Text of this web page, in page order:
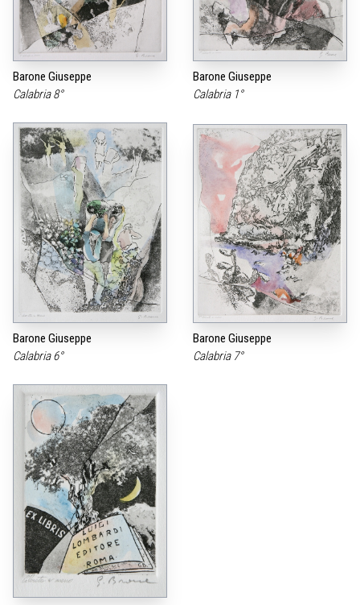
Barone Giuseppe
Calabria 8°
Barone Giuseppe
Calabria 1°
Barone Giuseppe
Calabria 6°
Barone Giuseppe
Calabria 7°